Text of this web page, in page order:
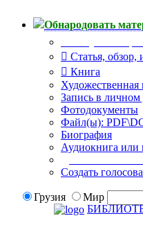
Обнародовать
Статья, обзор,
Книга
Художественная
Запись в личном
Фотодокументы
Файл(ы):
Биография
Аудиокнига или
Создать
Грузия
Мир